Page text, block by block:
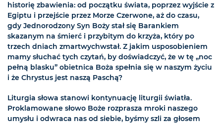
historię zbawienia: od początku świata, poprzez wyjście z
Egiptu i przejście przez Morze Czerwone, aż do czasu,
gdy Jednorodzony Syn Boży stał się Barankiem
skazanym na śmierć i przybitym do krzyża, który po
trzech dniach zmartwychwstał. Z jakim usposobieniem
mamy słuchać tych czytań, by doświadczyć, że w tę „noc
pełną blasku” obietnica Boża spełnia się w naszym życiu
i że Chrystus jest naszą Paschą?
Liturgia słowa stanowi kontynuację liturgii światła.
Proklamowane słowo Boże rozprasza mroki naszego
umysłu i odwraca nas od siebie, byśmy szli za głosem